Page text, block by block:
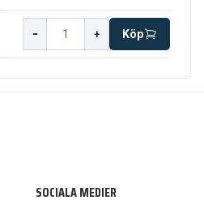
- + Köp
SOCIALA MEDIER